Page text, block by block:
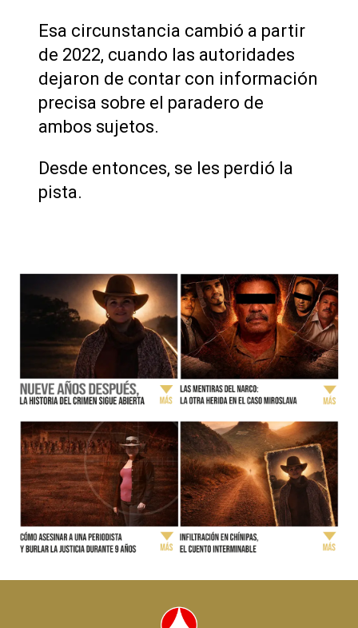
Esa circunstancia cambió a partir
de 2022, cuando las autoridades
dejaron de contar con información
precisa sobre el paradero de
ambos sujetos.
Desde entonces, se les perdió la
pista.